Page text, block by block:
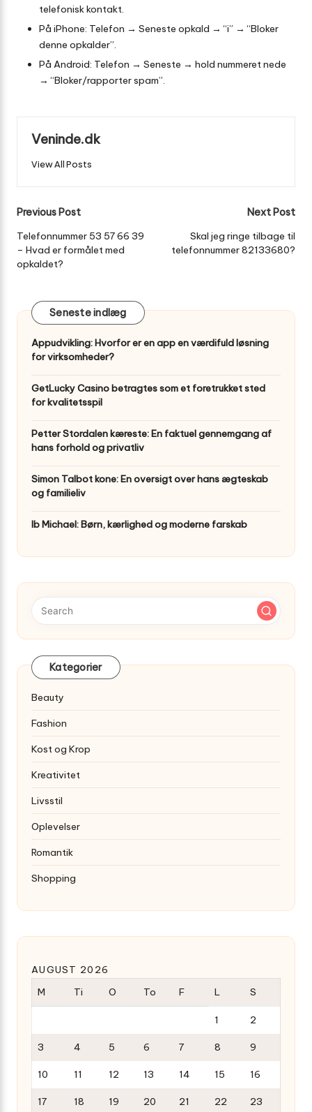
telefonisk kontakt.
På iPhone: Telefon → Seneste opkald → “i” → “Bloker
denne opkalder”.
På Android: Telefon → Seneste → hold nummeret nede
→ “Bloker/rapporter spam”.
Veninde.dk
View All Posts
Post
navigation
Previous Post
Telefonnummer 53 57 66 39
– Hvad er formålet med
opkaldet?
Next Post
Skal jeg ringe tilbage til
telefonnummer 82133680?
Seneste indlæg
Appudvikling: Hvorfor er en app en værdifuld løsning
for virksomheder?
GetLucky Casino betragtes som et foretrukket sted
for kvalitetsspil
Petter Stordalen kæreste: En faktuel gennemgang af
hans forhold og privatliv
Simon Talbot kone: En oversigt over hans ægteskab
og familieliv
Ib Michael: Børn, kærlighed og moderne farskab
Kategorier
Beauty
Fashion
Kost og Krop
Kreativitet
Livsstil
Oplevelser
Romantik
Shopping
AUGUST 2026
M
Ti O To F L S
1 2
3 4 5 6 7 8 9
10 11 12 13 14 15 16
17 18 19 20 21 22 23